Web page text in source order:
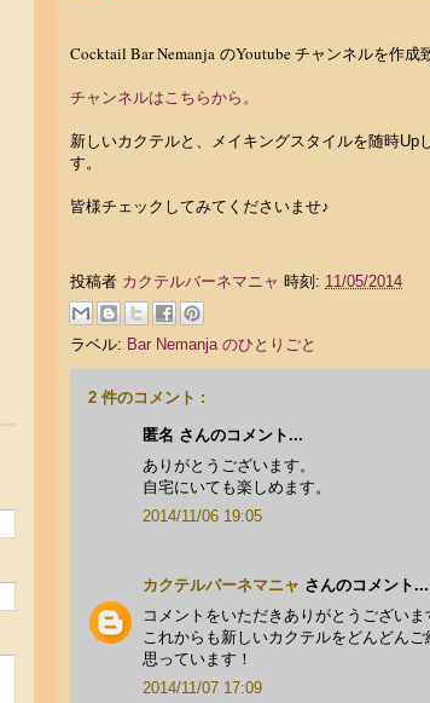
Cocktail Bar Nemanja のYoutube チャンネルを作成
チャンネルはこちらから。
新しいカクテルと、メイキングスタイルを随時Up
す。
皆様チェックしてみてくださいませ♪
投稿者 カクテルバーネマニャ 時刻: 11/05/2014
ラベル: Bar Nemanja のひとりごと
2 件のコメント :
匿名 さんのコメント...
ありがとうございます。
自宅にいても楽しめます。
2014/11/06 19:05
カクテルバーネマニャ さんのコメント...
コメントをいただきありがとうございま
これからも新しいカクテルをどんどんご
思っています！
2014/11/07 17:09